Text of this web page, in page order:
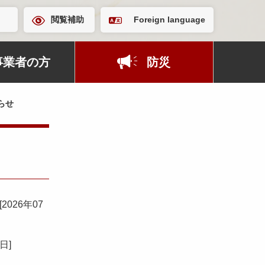
閲覧補助 Foreign language
業者の方 防災
せ
2026年07
]